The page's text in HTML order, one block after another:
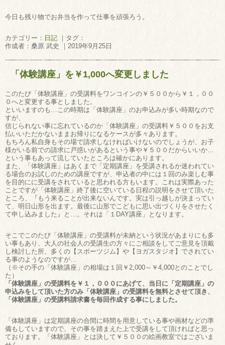
今日も残り物でお弁当を作って仕事を頑張ろう。
カテゴリー： 日記 ｜タグ：
作成者：桑原 武史 ｜2019年9月25日
「体験講座」を￥1,000へ変更しました
このたび「体験講座」の受講料をワンコインの￥５００から￥１，００
０へと変更する事としました。
といいますのも…この時期は「体験講座」のお申込みが多い時期なので
すが、
信じられない事に忘れているのか「体験講座」の受講料￥５００をお支
払いいただかないままお帰りになるケースが多々あります。
もちろん私自身もその場で請求しなければいけないのでしょうが、お子
様がいる前での請求に戸惑いがあるという事や￥５００だからいいか…
という事もあって流していたところは確かにあります。
また、「体験講座」はあくまで「定期講座」を受講されるか迷われてい
る場合のお試しのための講座ですが、申込者の中には１回のみ楽しむ事
を目的にに受講をされていると思われる方もいます。これは実際あった
ことですが「体験講座」終了後に空いている日程の説明をさせて頂いた
ところ、『もう来ることが出来ないんです。実は引っ越しが決まってい
て、明日山形を出ます。最後に山形でこどもに思い出づくりをさせたく
て申し込みました』と…。それは「１DAY講座」となります。
そこでこのたび「体験講座」の受講料が未納という状況があまりにも多
い事もあり、大人の社会人の受講生の方々にご相談をしてご意見を頂戴
し検討した所、多くの【スポーツジム】や【ヨガスタジオ】でされてい
る事のようなのですが…
（※その手の「体験講座」の相場は１回￥2,000～￥4,000とのことでし
た）
「体験講座」の受講料を￥１，０００にあげて、当日に「定期講座」の
申込みをして頂いた方のみ「体験講座」の受講料を無料とさせて頂き、
「体験講座」の受講料請求書を毎回作成する事にしました。
「体験講座」は定期講座の合間に時間を用意している事や画材などの準
備もしていますので、その事を踏まえた上で受講をして頂ければと思っ
ております。「体験講座」とは決して￥５００の絵画教室ではございま